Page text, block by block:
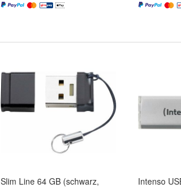
Slim Line 64 GB (schwarz, Intenso